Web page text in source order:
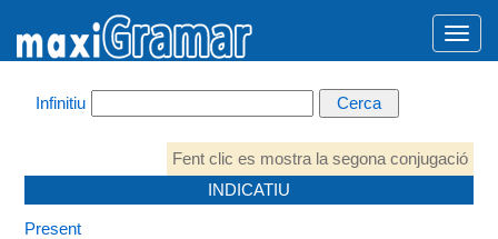
Infinitiu
Fent clic es mostra la segona conjugació
INDICATIU
Present